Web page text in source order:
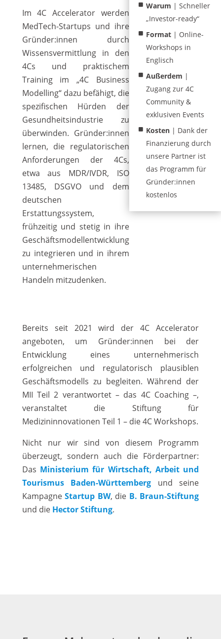
Im 4C Accelerator werden
MedTech-Startups und ihre
Gründer:innen durch
Wissensvermittlung in den
4Cs und praktischem
Training im „4C Business
Modelling“ dazu befähigt, die
spezifischen Hürden der
Gesundheitsindustrie zu
überwinden. Gründer:innen
lernen, die regulatorischen
Anforderungen der 4Cs,
etwa aus MDR/IVDR, ISO
13485, DSGVO und dem
deutschen
Erstattungssystem,
frühzeitig und stetig in ihre
Geschäftsmodellentwicklung
zu integrieren und in ihrem
unternehmerischen
Handeln mitzudenken.
Warum | Schneller
„Investor-ready“
Format | Online-
Workshops in
Englisch
Außerdem |
Zugang zur 4C
Community &
exklusiven Events
Kosten | Dank der
Finanzierung durch
unsere Partner ist
das Programm für
Gründer:innen
kostenlos
Bereits seit 2021 wird der 4C Accelerator
angeboten, um Gründer:innen bei der
Entwicklung eines unternehmerisch
erfolgreichen und regulatorisch plausiblen
Geschäftsmodells zu begleiten. Während der
MII Teil 2 verantwortet – das 4C Coaching –,
veranstaltet die Stiftung für
Medizininnovationen Teil 1 – die 4C Workshops.
Nicht nur wir sind von diesem Programm
überzeugt, sondern auch die Förderpartner:
Das Ministerium für Wirtschaft, Arbeit und
Tourismus Baden-Württemberg
und seine
KampagneStartup BW, die B. Braun-Stiftung
und die Hector Stiftung.